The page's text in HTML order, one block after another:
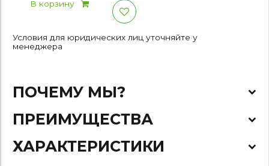
В корзину
Условия для юридических лиц уточняйте у
менеджера
ПОЧЕМУ МЫ?
ПРЕИМУЩЕСТВА
ХАРАКТЕРИСТИКИ